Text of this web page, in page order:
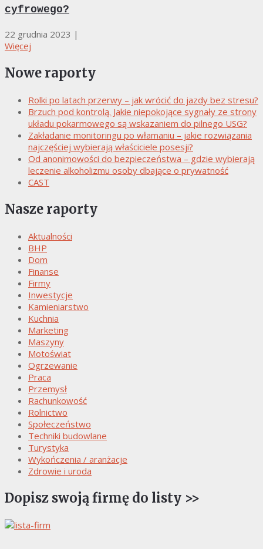
cyfrowego?
22 grudnia 2023 |
Więcej
Nowe raporty
Rolki po latach przerwy – jak wrócić do jazdy bez stresu?
Brzuch pod kontrolą. Jakie niepokojące sygnały ze strony
układu pokarmowego są wskazaniem do pilnego USG?
Zakładanie monitoringu po włamaniu – jakie rozwiązania
najczęściej wybierają właściciele posesji?
Od anonimowości do bezpieczeństwa – gdzie wybierają
leczenie alkoholizmu osoby dbające o prywatność
CAST
Nasze raporty
Aktualności
BHP
Dom
Finanse
Firmy
Inwestycje
Kamieniarstwo
Kuchnia
Marketing
Maszyny
Motoświat
Ogrzewanie
Praca
Przemysł
Rachunkowość
Rolnictwo
Społeczeństwo
Techniki budowlane
Turystyka
Wykończenia / aranżacje
Zdrowie i uroda
Dopisz swoją firmę do listy >>